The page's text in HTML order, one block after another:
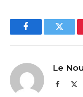
Facebook
Le
Facebook